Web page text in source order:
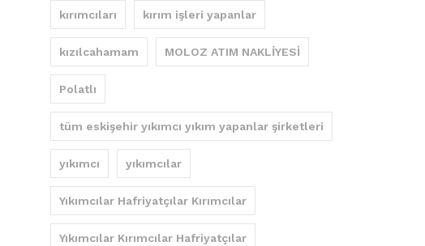
kırımcıları kırım işleri yapanlar
kızılcahamam MOLOZ ATIM NAKLİYESİ
Polatlı
tüm eskişehir yıkımcı yıkım yapanlar şirketleri
yıkımcı yıkımcılar
Yıkımcılar Hafriyatçılar Kırımcılar
Yıkımcılar Kırımcılar Hafriyatçılar